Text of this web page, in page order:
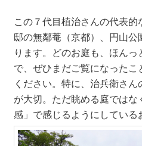
この７代目植治さんの代表
邸の無鄰菴（京都）、円山
ります。どのお庭も、ほん
で、ぜひまだご覧になった
ください。特に、治兵衛さ
が大切。ただ眺める庭では
感」で感じるようにしている